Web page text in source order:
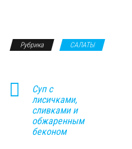
Рубрика САЛАТЫ
Суп с
лисичками,
сливками и
обжаренным
беконом